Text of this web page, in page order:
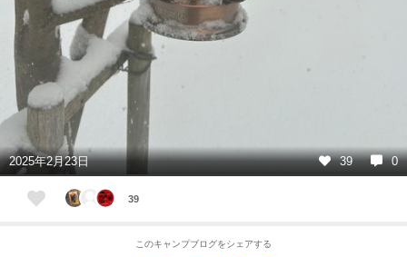
2025年2月23日 39 0
39
このキャンプブログをシェアする